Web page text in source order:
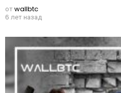
отwallbtc
6 лет назад